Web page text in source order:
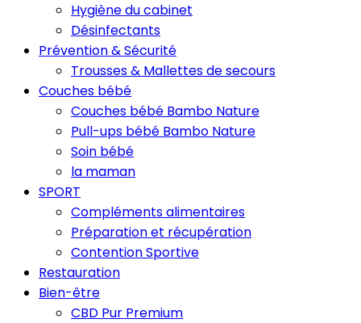
Hygiène du cabinet
Désinfectants
Prévention & Sécurité
Trousses & Mallettes de secours
Couches bébé
Couches bébé Bambo Nature
Pull-ups bébé Bambo Nature
Soin bébé
la maman
SPORT
Compléments alimentaires
Préparation et récupération
Contention Sportive
Restauration
Bien-être
CBD Pur Premium